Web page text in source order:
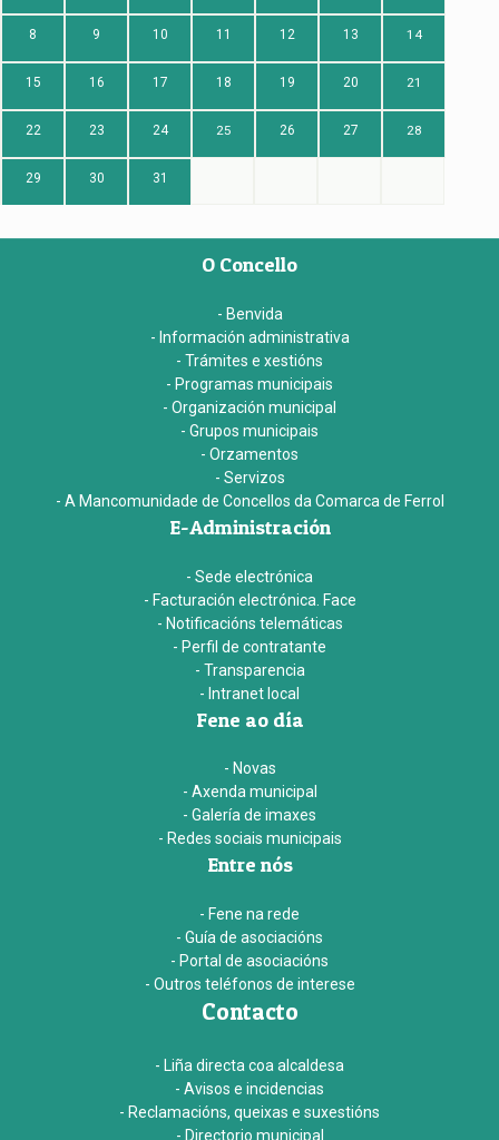
8 9 10 11 12 13 14
15 16 17 18 19 20 21
22 23 24 25 26 27 28
29 30 31
O Concello
- Benvida
- Información administrativa
- Trámites e xestións
- Programas municipais
- Organización municipal
- Grupos municipais
- Orzamentos
- Servizos
- A Mancomunidade de Concellos da Comarca de Ferrol
E-Administración
- Sede electrónica
- Facturación electrónica. Face
- Notificacións telemáticas
- Perfil de contratante
- Transparencia
- Intranet local
Fene ao día
- Novas
- Axenda municipal
- Galería de imaxes
- Redes sociais municipais
Entre nós
- Fene na rede
- Guía de asociacións
- Portal de asociacións
- Outros teléfonos de interese
Contacto
- Liña directa coa alcaldesa
- Avisos e incidencias
- Reclamacións, queixas e suxestións
- Directorio municipal